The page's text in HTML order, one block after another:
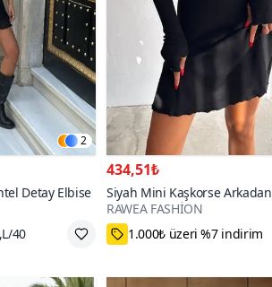
2
Detay Elbise
40
434,51₺
Siyah Mini Kaşkorse Arkadan
Bağlama Detaylı Elbise
RAWEA FASHİON
%20 Kupon Fırsatı